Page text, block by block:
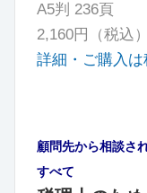
A5判 236頁
2,160円（税込）
詳細・ご購入
顧問先から相談さ
すべて